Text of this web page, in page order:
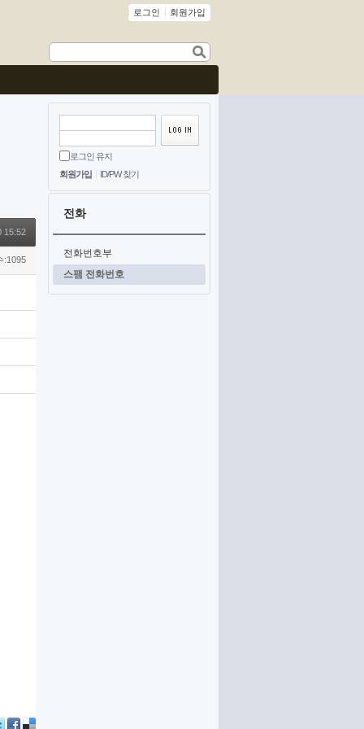
로그인 회원가입
로그인 유지
회원가입
ID/PW 찾기
전화
전화번호부
스팸 전화번호
15:52
:1095